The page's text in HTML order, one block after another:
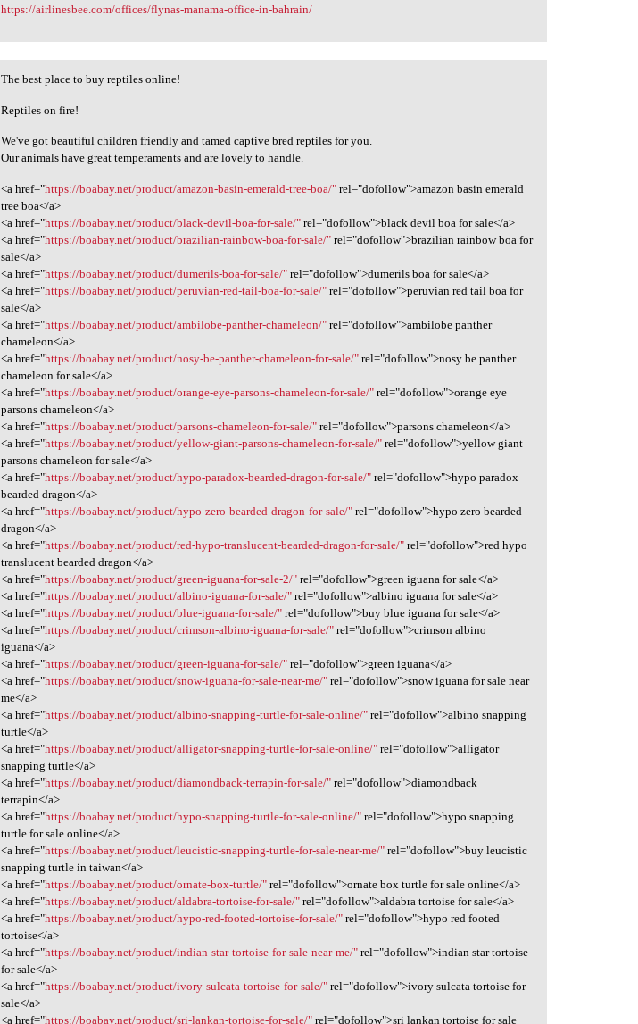
https://airlinesbee.com/offices/flynas-manama-office-in-bahrain/
The best place to buy
The best place to buy reptiles online!
Reptiles on fire!
We've got beautiful children friendly and tamed captive bred reptiles for you.
Our animals have great temperaments and are lovely to handle.
<a href="https://boabay.net/product/amazon-basin-emerald-tree-boa/" rel="dofollow">amazon basin emerald
tree boa</a>
<a href="https://boabay.net/product/black-devil-boa-for-sale/" rel="dofollow">black devil boa for sale</a>
<a href="https://boabay.net/product/brazilian-rainbow-boa-for-sale/" rel="dofollow">brazilian rainbow boa for
sale</a>
<a href="https://boabay.net/product/dumerils-boa-for-sale/" rel="dofollow">dumerils boa for sale</a>
<a href="https://boabay.net/product/peruvian-red-tail-boa-for-sale/" rel="dofollow">peruvian red tail boa for
sale</a>
<a href="https://boabay.net/product/ambilobe-panther-chameleon/" rel="dofollow">ambilobe panther
chameleon</a>
<a href="https://boabay.net/product/nosy-be-panther-chameleon-for-sale/" rel="dofollow">nosy be panther
chameleon for sale</a>
<a href="https://boabay.net/product/orange-eye-parsons-chameleon-for-sale/" rel="dofollow">orange eye
parsons chameleon</a>
<a href="https://boabay.net/product/parsons-chameleon-for-sale/" rel="dofollow">parsons chameleon</a>
<a href="https://boabay.net/product/yellow-giant-parsons-chameleon-for-sale/" rel="dofollow">yellow giant
parsons chameleon for sale</a>
<a href="https://boabay.net/product/hypo-paradox-bearded-dragon-for-sale/" rel="dofollow">hypo paradox
bearded dragon</a>
<a href="https://boabay.net/product/hypo-zero-bearded-dragon-for-sale/" rel="dofollow">hypo zero bearded
dragon</a>
<a href="https://boabay.net/product/red-hypo-translucent-bearded-dragon-for-sale/" rel="dofollow">red hypo
translucent bearded dragon</a>
<a href="https://boabay.net/product/green-iguana-for-sale-2/" rel="dofollow">green iguana for sale</a>
<a href="https://boabay.net/product/albino-iguana-for-sale/" rel="dofollow">albino iguana for sale</a>
<a href="https://boabay.net/product/blue-iguana-for-sale/" rel="dofollow">buy blue iguana for sale</a>
<a href="https://boabay.net/product/crimson-albino-iguana-for-sale/" rel="dofollow">crimson albino
iguana</a>
<a href="https://boabay.net/product/green-iguana-for-sale/" rel="dofollow">green iguana</a>
<a href="https://boabay.net/product/snow-iguana-for-sale-near-me/" rel="dofollow">snow iguana for sale near
me</a>
<a href="https://boabay.net/product/albino-snapping-turtle-for-sale-online/" rel="dofollow">albino snapping
turtle</a>
<a href="https://boabay.net/product/alligator-snapping-turtle-for-sale-online/" rel="dofollow">alligator
snapping turtle</a>
<a href="https://boabay.net/product/diamondback-terrapin-for-sale/" rel="dofollow">diamondback
terrapin</a>
<a href="https://boabay.net/product/hypo-snapping-turtle-for-sale-online/" rel="dofollow">hypo snapping
turtle for sale online</a>
<a href="https://boabay.net/product/leucistic-snapping-turtle-for-sale-near-me/" rel="dofollow">buy leucistic
snapping turtle in taiwan</a>
<a href="https://boabay.net/product/ornate-box-turtle/" rel="dofollow">ornate box turtle for sale online</a>
<a href="https://boabay.net/product/aldabra-tortoise-for-sale/" rel="dofollow">aldabra tortoise for sale</a>
<a href="https://boabay.net/product/hypo-red-footed-tortoise-for-sale/" rel="dofollow">hypo red footed
tortoise</a>
<a href="https://boabay.net/product/indian-star-tortoise-for-sale-near-me/" rel="dofollow">indian star tortoise
for sale</a>
<a href="https://boabay.net/product/ivory-sulcata-tortoise-for-sale/" rel="dofollow">ivory sulcata tortoise for
sale</a>
<a href="https://boabay.net/product/sri-lankan-tortoise-for-sale/" rel="dofollow">sri lankan tortoise for sale